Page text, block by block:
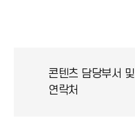
콘텐츠 담당부서 및
연락처